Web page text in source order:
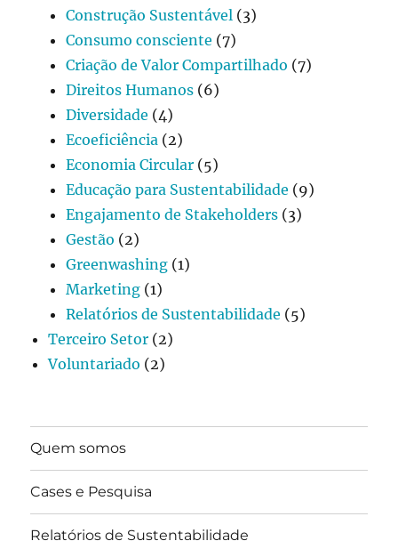
Construção Sustentável (3)
Consumo consciente (7)
Criação de Valor Compartilhado (7)
Direitos Humanos (6)
Diversidade (4)
Ecoeficiência (2)
Economia Circular (5)
Educação para Sustentabilidade (9)
Engajamento de Stakeholders (3)
Gestão (2)
Greenwashing (1)
Marketing (1)
Relatórios de Sustentabilidade (5)
Terceiro Setor (2)
Voluntariado (2)
Quem somos
Cases e Pesquisa
Relatórios de Sustentabilidade